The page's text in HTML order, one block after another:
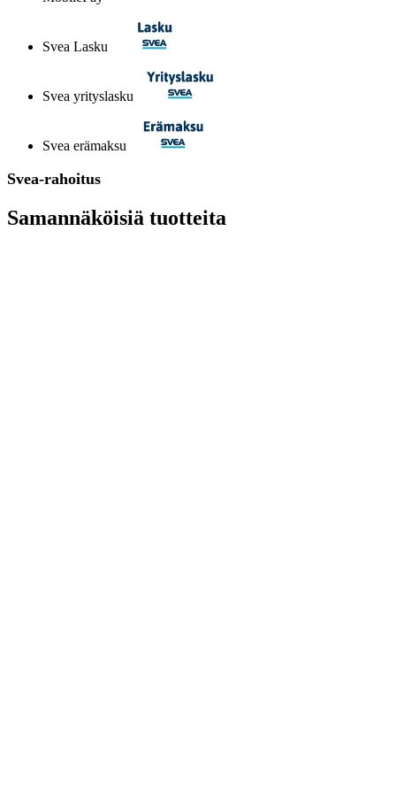
Svea Lasku
Svea yrityslasku
Svea erämaksu
Svea-rahoitus
Samannäköisiä tuotteita